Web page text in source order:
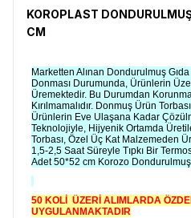
KOROPLAST
CM
Marketten Alınan Dondurulmuş
Donması Durumunda, Ürünlerin
Üremektedir. Bu Durumdan
Kırılmamalıdır. Donmuş Ürün
Ürünlerin Eve Ulaşana Kadar
Teknolojiyle, Hijyenik Ortamda
Torbası, Özel Üç Kat Malzemeden
1,5-2,5 Saat Süreyle Tıpkı Bir
Adet 50*52 cm Korozo Dondurulmuş
50 KOLİ ÜZERİ ALIMLARDA
UYGULANMAKTADIR